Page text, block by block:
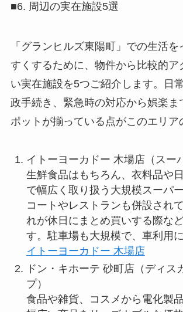
■6. 周辺の実在施設5選
「グランヒルズ東陽町」での生活
すくするために、物件から比較的ア
い実在施設を5つご紹介します。日
政手続き、緊急時の対応から娯楽ま
ポットが揃っている点がこのエリア
イトーヨーカドー 木場店（スー
生鮮食品はもちろん、衣料品や
で幅広く取り扱う大規模スーパ
コートやレストランも併設され
れが休日にまとめ買いする際な
す。駐車場も大規模で、車利用に
イトーヨーカドー 木場店
ドン・キホーテ 砂町店（ディス
プ）
食品や雑貨、コスメから電化製